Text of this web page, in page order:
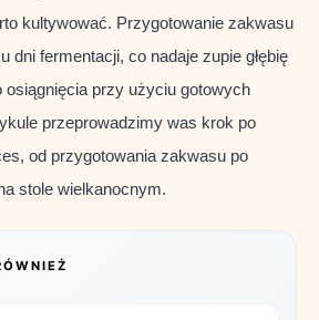
kultywować. Przygotowanie zakwasu
dni fermentacji, co nadaje zupie głębię
osiągnięcia przy użyciu gotowych
przeprowadzimy was krok po
od przygotowania zakwasu po
stole wielkanocnym.